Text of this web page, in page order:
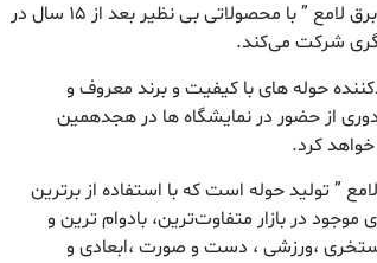
ریال نیوز : شرکت آشنا تجهیز با برند ” برق لامع ” با محصولاتی بی نظیر بعد از ۱۵ سال در
شرکت می‌کند.
حوله های با کیفیت و برند معروف و
است که بعد از ۱۵ سال دوری از حضور در نمایشگاه ها در هجدهمین
کرد.
” تولید حوله است که با استفاده از برترین
در بازار متفاوت‌ترین، بادوام ترین و
،ورزشی ، دست و صورت ،ابعادی و